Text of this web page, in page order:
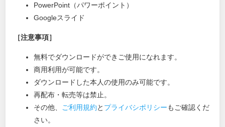
PowerPoint（パワーポイント）
Googleスライド
［注意事項］
無料でダウンロードができご使用になれます。
商用利用が可能です。
ダウンロードした本人の使用のみ可能です。
再配布・転売等は禁止。
その他、
ご利用規約と プライバシポリシーもご確認くだ
さい。